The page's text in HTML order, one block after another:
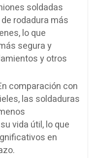
soldadas
rodadura más
lo que
segura y
y otros
comparación con
las soldaduras
vida útil, lo que
en